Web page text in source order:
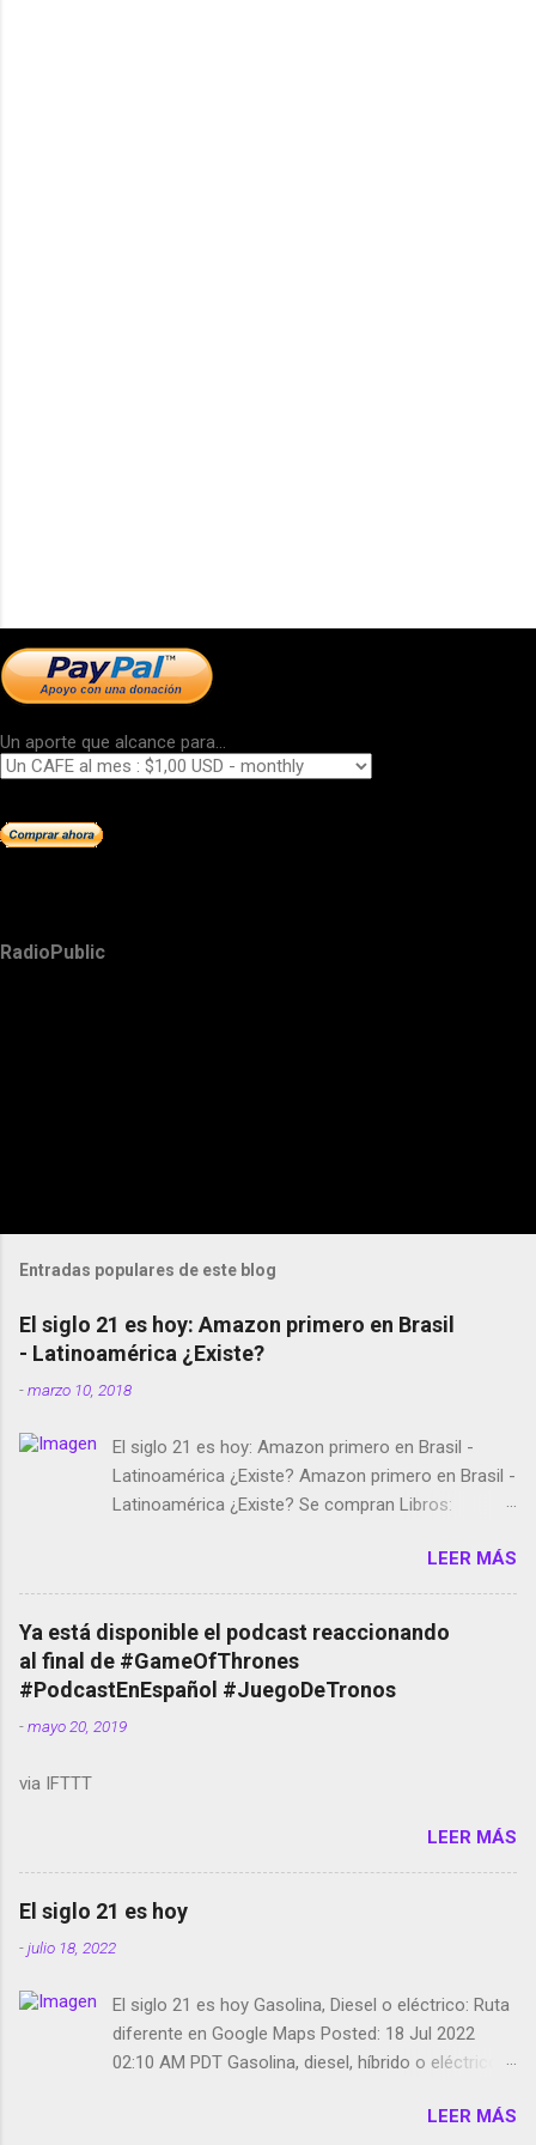
Un aporte que alcance para...
RadioPublic
Entradas populares de este blog
El siglo 21 es hoy: Amazon primero en Brasil
- Latinoamérica ¿Existe?
-marzo 10, 2018
El siglo 21 es hoy: Amazon primero en Brasil -
Latinoamérica ¿Existe? Amazon primero en Brasil -
Latinoamérica ¿Existe? Se compran Libros:
temporada de Black Mirror Twitter deja de verificar
cuentas Responden los fotógrafos Brian May y el
copyright en Instagram Música y vídeo selfies en la
red social Riddley Scott saca a Kevin Spacey de su
película Francisco regaña a los que usan el
smartphone en sus misas La serie de la Tierra
Media GoBee - StartUp de bicicletas de alquiler
Live Photos en Google Photos Llegando Partimos
Dictados en Android El tamaño y su importancia...
LEER MÁS
Ya está disponible el podcast reaccionando
al final de #GameOfThrones
#PodcastEnEspañol #JuegoDeTronos
-mayo 20, 2019
via IFTTT
LEER MÁS
El siglo 21 es hoy
-julio 18, 2022
El siglo 21 es hoy Gasolina, Diesel o eléctrico: Ruta
diferente en Google Maps Posted: 18 Jul 2022
02:10 AM PDT Gasolina, diesel, híbrido o eléctrico:
LEER MÁS